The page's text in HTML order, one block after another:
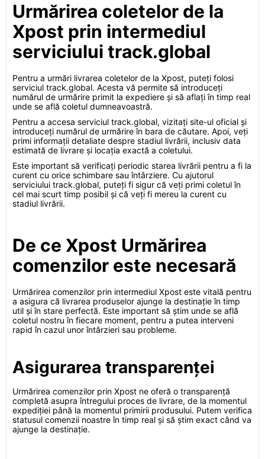
Urmărirea coletelor de la
Xpost prin intermediul
serviciului track.global
Pentru a urmări livrarea coletelor de la Xpost, puteți folosi
serviciul track.global. Acesta vă permite să introduceți
numărul de urmărire primit la expediere și să aflați în timp real
unde se află coletul dumneavoastră.
Pentru a accesa serviciul track.global, vizitați site-ul oficial și
introduceți numărul de urmărire în bara de căutare. Apoi, veți
primi informații detaliate despre stadiul livrării, inclusiv data
estimată de livrare și locația exactă a coletului.
Este important să verificați periodic starea livrării pentru a fi la
curent cu orice schimbare sau întârziere. Cu ajutorul
serviciului track.global, puteți fi sigur că veți primi coletul în
cel mai scurt timp posibil și că veți fi mereu la curent cu
stadiul livrării.
De ce Xpost Urmărirea
comenzilor este necesară
Urmărirea comenzilor prin intermediul Xpost este vitală pentru
a asigura că livrarea produselor ajunge la destinație în timp
util și în stare perfectă. Este important să știm unde se află
coletul nostru în fiecare moment, pentru a putea interveni
rapid în cazul unor întârzieri sau probleme.
Asigurarea transparenței
Urmărirea comenzilor prin Xpost ne oferă o transparență
completă asupra întregului proces de livrare, de la momentul
expediției până la momentul primirii produsului. Putem verifica
statusul comenzii noastre în timp real și să știm exact când va
ajunge la destinație.